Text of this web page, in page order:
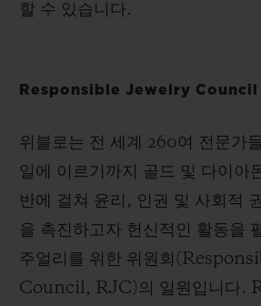
할 수 있습니다.
Responsible Jewelry Council
위블로는 전 세계 260여 전문가
일에 이르기까지 골드 및 다이아
반에 걸쳐 윤리, 인권 및 사회적
을 촉진하고자 헌신적인 활동을
주얼리를 위한 위원회
Council, RJC)의 일원입니다.
기프트 파우치